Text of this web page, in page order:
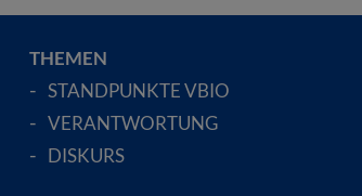
THEMEN
STANDPUNKTE VBIO
VERANTWORTUNG
DISKURS